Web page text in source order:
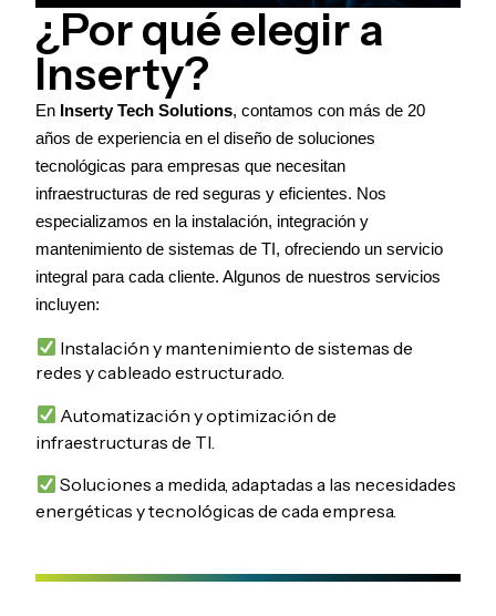
¿Por qué elegir a
Inserty?
En Inserty Tech Solutions, contamos con más de 20
años de experiencia en el diseño de soluciones
tecnológicas para empresas que necesitan
infraestructuras de red seguras y eficientes. Nos
especializamos en la instalación, integración y
mantenimiento de sistemas de TI, ofreciendo un servicio
integral para cada cliente. Algunos de nuestros servicios
incluyen:
Instalación y mantenimiento de sistemas de
redes y cableado estructurado.
Automatización y optimización de
infraestructuras de TI
Soluciones a medida, adaptadas a las necesidades
energéticas y tecnológicas de cada empresa.